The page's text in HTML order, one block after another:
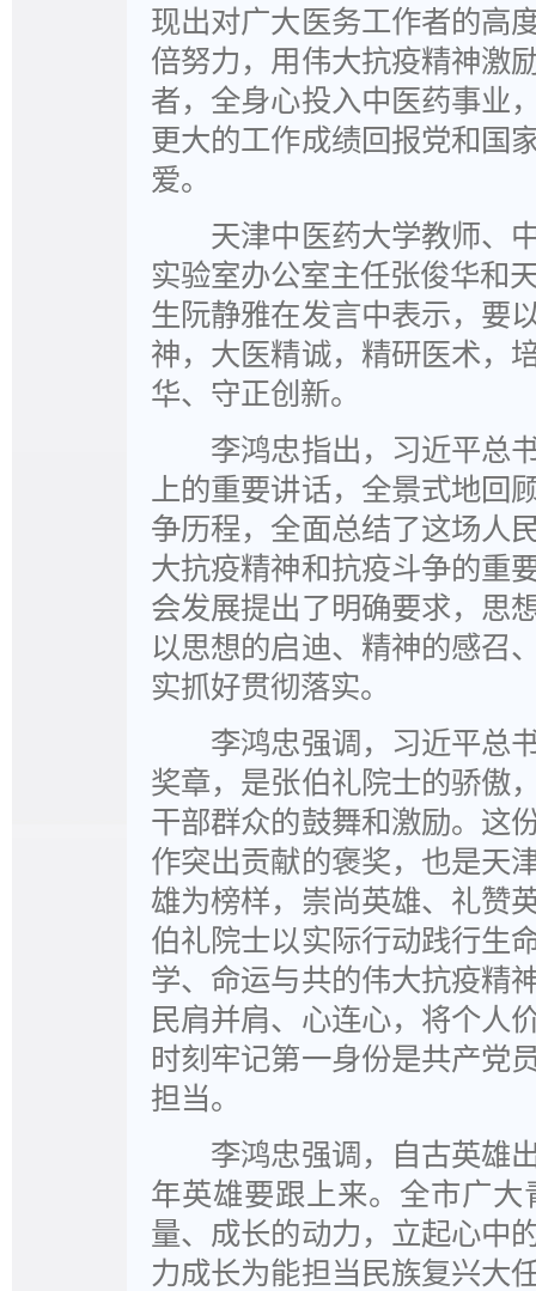
现出对广大医务工作者的高
倍努力，用伟大抗疫精神激
者，全身心投入中医药事业
更大的工作成绩回报党和国
爱。
天津中医药大学教师、中
实验室办公室主任张俊华和
生阮静雅在发言中表示，要
神，大医精诚，精研医术，
华、守正创新。
李鸿忠指出，习近平总书
上的重要讲话，全景式地回
争历程，全面总结了这场人
大抗疫精神和抗疫斗争的重
会发展提出了明确要求，思
以思想的启迪、精神的感召
实抓好贯彻落实。
李鸿忠强调，习近平总书
奖章，是张伯礼院士的骄傲
干部群众的鼓舞和激励。这
作突出贡献的褒奖，也是天
雄为榜样，崇尚英雄、礼赞
伯礼院士以实际行动践行生
学、命运与共的伟大抗疫精
民肩并肩、心连心，将个人
时刻牢记第一身份是共产党
担当。
李鸿忠强调，自古英雄出
年英雄要跟上来。全市广
量、成长的动力，立起心中
力成长为能担当民族复兴大